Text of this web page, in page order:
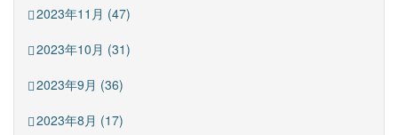
2023年11月 (47)
2023年10月 (31)
2023年9月 (36)
2023年8月 (17)